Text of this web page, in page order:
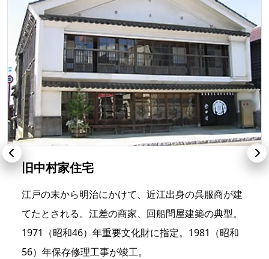
旧中村家住宅
江戸の末から明治にかけて、近江出身の呉服商が建
てたとされる。江差の商家、回船問屋建築の典型。
1971（昭和46）年重要文化財に指定。1981（昭和
56）年保存修理工事が竣工。